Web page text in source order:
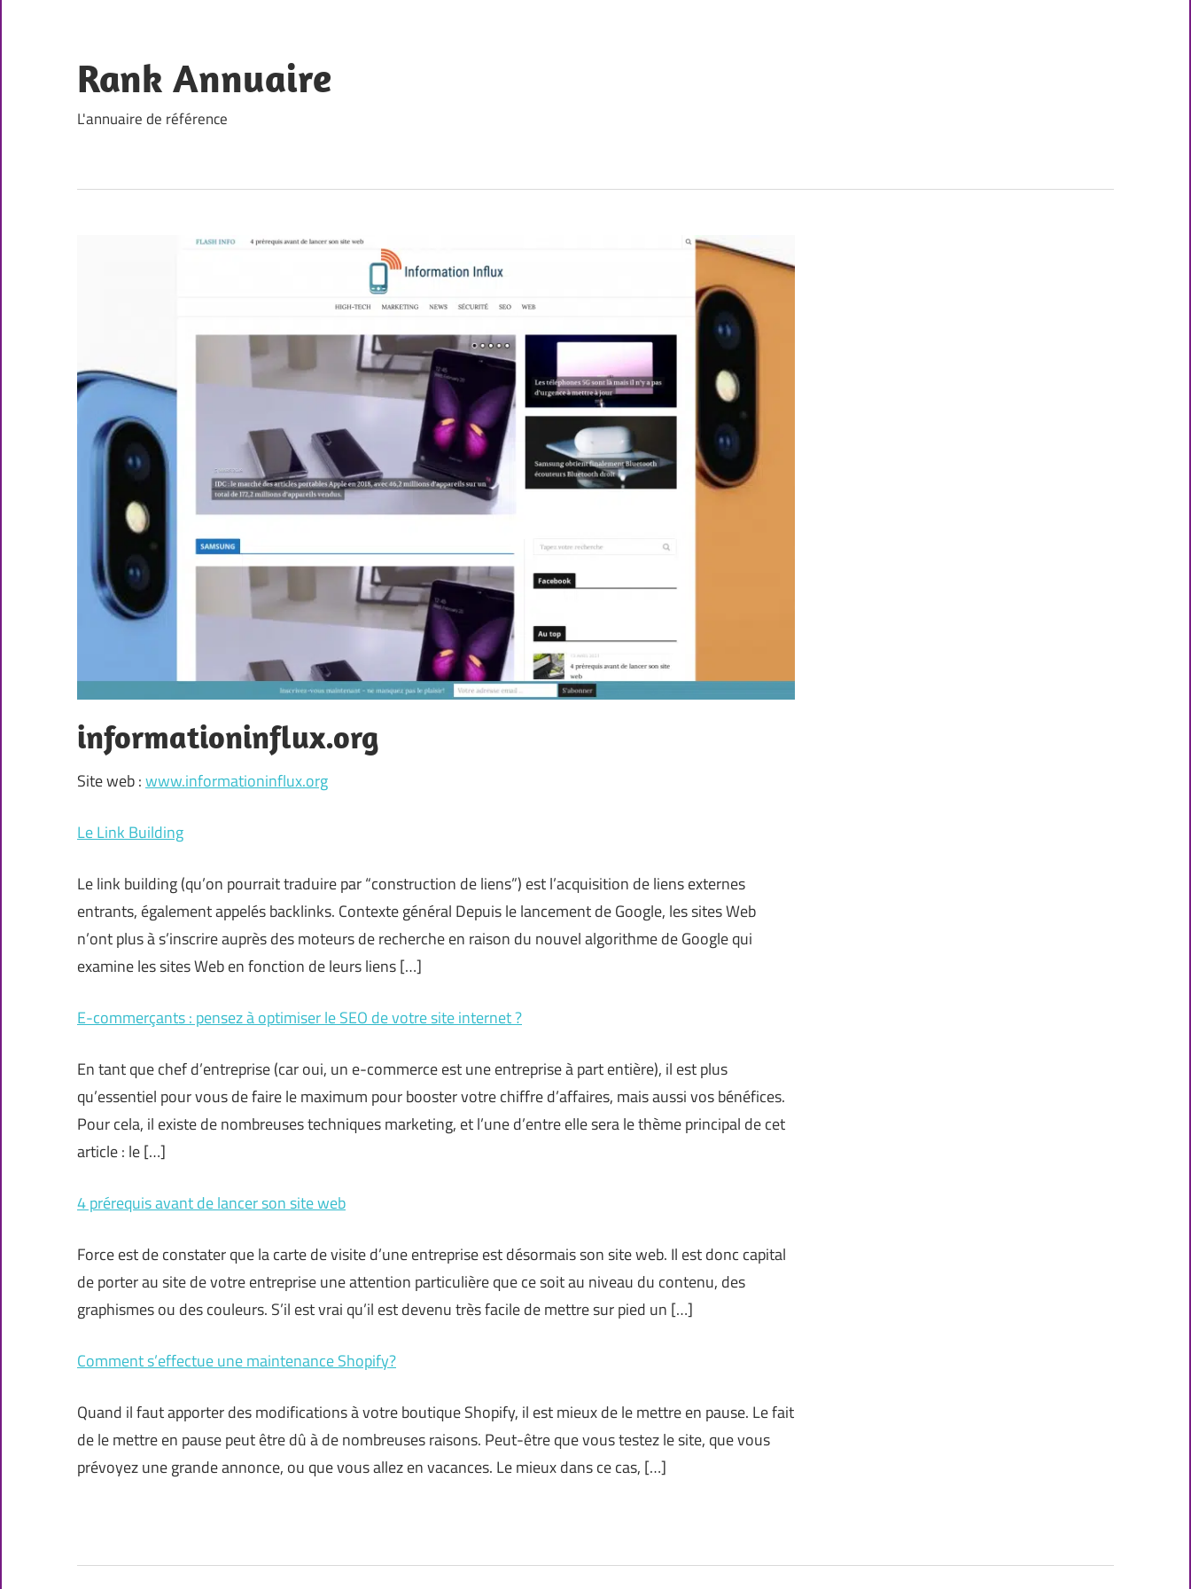
content
Rank Annuaire
L'annuaire de référence
informationinflux.org
Site web :www.informationinflux.org
Le Link Building
Le link building (qu’on pourrait traduire par “construction de liens”) est l’acquisition de liens externes
entrants, également appelés backlinks. Contexte général Depuis le lancement de Google, les sites Web
n’ont plus à s’inscrire auprès des moteurs de recherche en raison du nouvel algorithme de Google qui
examine les sites Web en fonction de leurs liens […]
E-commerçants : pensez à optimiser le SEO de votre site internet ?
En tant que chef d’entreprise (car oui, un e-commerce est une entreprise à part entière), il est plus
qu’essentiel pour vous de faire le maximum pour booster votre chiffre d’affaires, mais aussi vos bénéfices.
Pour cela, il existe de nombreuses techniques marketing, et l’une d’entre elle sera le thème principal de cet
article : le […]
4 prérequis avant de lancer son site web
Force est de constater que la carte de visite d’une entreprise est désormais son site web. Il est donc capital
de porter au site de votre entreprise une attention particulière que ce soit au niveau du contenu, des
graphismes ou des couleurs. S’il est vrai qu’il est devenu très facile de mettre sur pied un […]
Comment s’effectue une maintenance Shopify?
Quand il faut apporter des modifications à votre boutique Shopify, il est mieux de le mettre en pause. Le fait
de le mettre en pause peut être dû à de nombreuses raisons. Peut-être que vous testez le site, que vous
prévoyez une grande annonce, ou que vous allez en vacances. Le mieux dans ce cas, […]